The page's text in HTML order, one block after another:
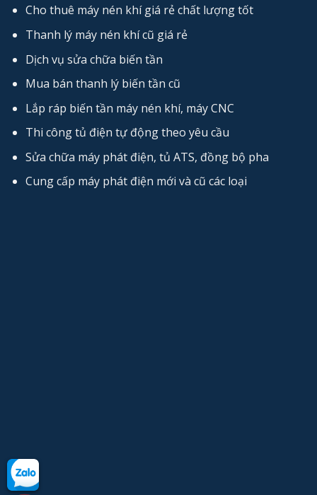
Cho thuê máy nén khí giá rẻ chất lượng tốt
Thanh lý máy nén khí cũ giá rẻ
Dịch vụ sửa chữa biến tần
Mua bán thanh lý biến tần cũ
Lắp ráp biến tần máy nén khí, máy CNC
Thi công tủ điện tự động theo yêu cầu
Sửa chữa máy phát điện, tủ ATS, đồng bộ pha
Cung cấp máy phát điện mới và cũ các loại